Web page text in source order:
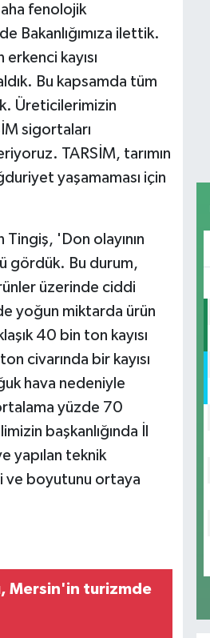
fenolojik
Bakanlığımıza ilettik.
kayısı
Bu kapsamda tüm
Üreticilerimizin
sigortaları
TARSİM, tarımın
yaşamaması için
'Don olayının
gördük. Bu durum,
üzerinde ciddi
yoğun miktarda ürün
40 bin ton kayısı
civarında bir kayısı
hava nedeniyle
yüzde 70
başkanlığında İl
yapılan teknik
ve boyutunu ortaya
Mersin'in turizmde